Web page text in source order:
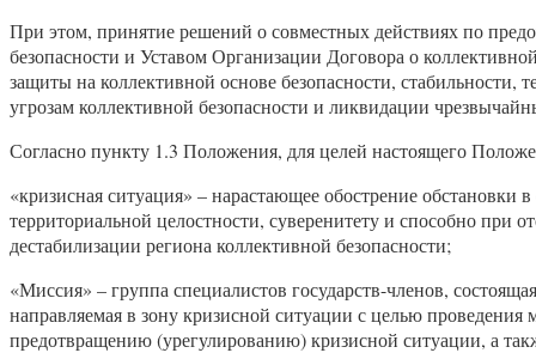
При этом, принятие решений о совместных действиях по
безопасности и Уставом Организации Договора о
защиты на коллективной основе безопасности, стабильности,
угрозам коллективной безопасности и ликвидации
Согласно пункту 1.3 Положения, для целей настоящего
«кризисная ситуация» – нарастающее обострение обстановки
территориальной целостности, суверенитету и способно
дестабилизации региона коллективной безопасности;
«Миссия» – группа специалистов государств-членов,
направляемая в зону кризисной ситуации с целью
предотвращению (урегулированию) кризисной ситуации, а